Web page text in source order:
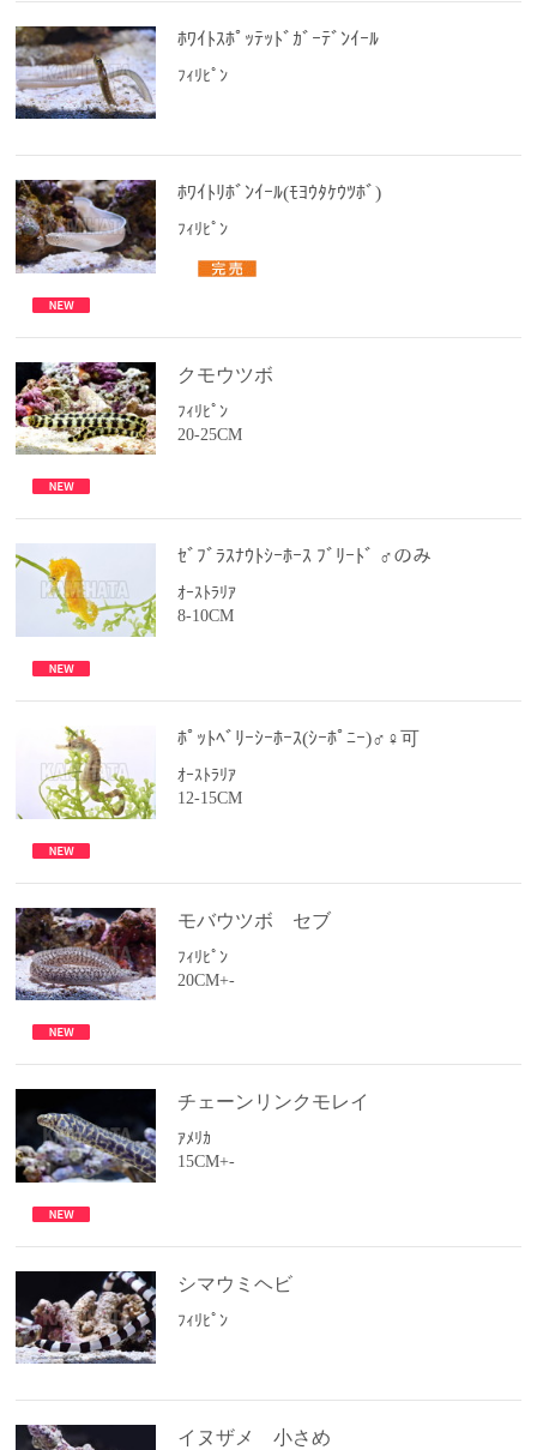
ﾎﾜｲﾄｽﾎﾟｯﾃｯﾄﾞｶﾞｰﾃﾞﾝｲｰﾙ
ﾌｨﾘﾋﾟﾝ
ﾎﾜｲﾄﾘﾎﾞﾝｲｰﾙ(ﾓﾖｳﾀｹｳﾂﾎﾞ)
ﾌｨﾘﾋﾟﾝ
クモウツボ
ﾌｨﾘﾋﾟﾝ
20-25CM
ｾﾞﾌﾞﾗｽﾅｳﾄｼｰﾎｰｽ ﾌﾞﾘｰﾄﾞ ♂のみ
ｵｰｽﾄﾗﾘｱ
8-10CM
ﾎﾟｯﾄﾍﾞﾘｰｼｰﾎｰｽ(ｼｰﾎﾟﾆｰ)♂♀可
ｵｰｽﾄﾗﾘｱ
12-15CM
モバウツボ セブ
ﾌｨﾘﾋﾟﾝ
20CM+-
チェーンリンクモレイ
ｱﾒﾘｶ
15CM+-
シマウミヘビ
ﾌｨﾘﾋﾟﾝ
イヌザメ 小さめ